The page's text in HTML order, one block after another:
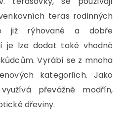
teras rodinných
již rýhované a dobře
je lze dodat také vhodně
Vyrábí se z mnoha
kategoriích. Jako
převážně modřín,
dřeviny.